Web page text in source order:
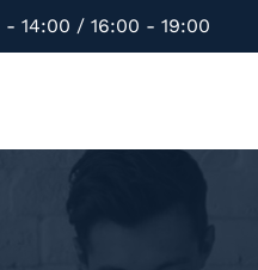
14:00 / 16:00 - 19:00